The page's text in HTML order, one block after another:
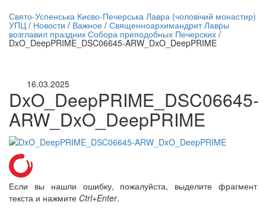
трансляция | 12 сентября
трансляции
Свято-Успенська Києво-Печерська Лавра (чоловічий монастир)
УПЦ / Новости / Важное / Священноархимандрит Лавры
возглавил праздник Собора преподобных Печерских /
DxO_DeepPRIME_DSC06645-ARW_DxO_DeepPRIME
16.03.2025
DxO_DeepPRIME_DSC06645-
ARW_DxO_DeepPRIME
Если вы нашли ошибку, пожалуйста, выделите фрагмент
текста и нажмите Ctrl+Enter.